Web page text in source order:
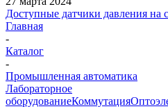
Доступные датчики давления на
Главная
-
Каталог
-
Промышленная автоматика
Лабораторное
оборудованиеКоммутация